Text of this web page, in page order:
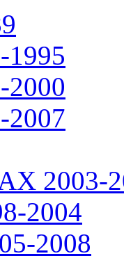
1995
2000
2007
2003-
2004
2008